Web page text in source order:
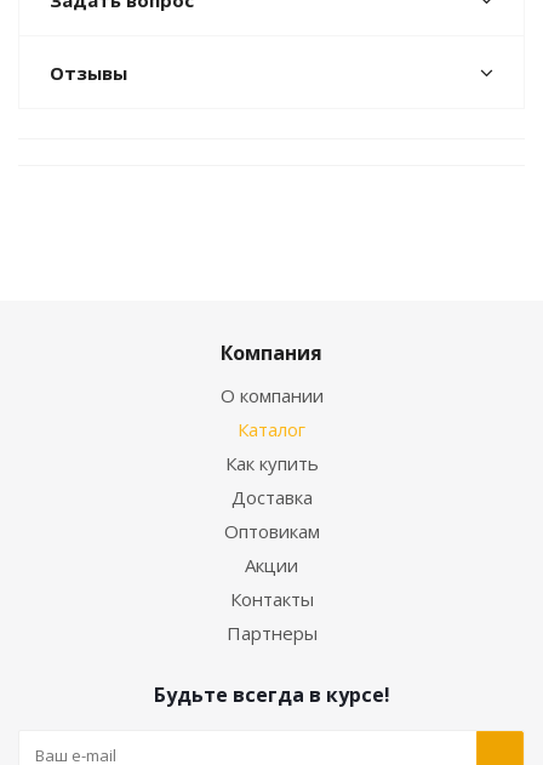
Отзывы
Компания
О компании
Каталог
Как купить
Доставка
Оптовикам
Акции
Контакты
Партнеры
Будьте всегда в курсе!